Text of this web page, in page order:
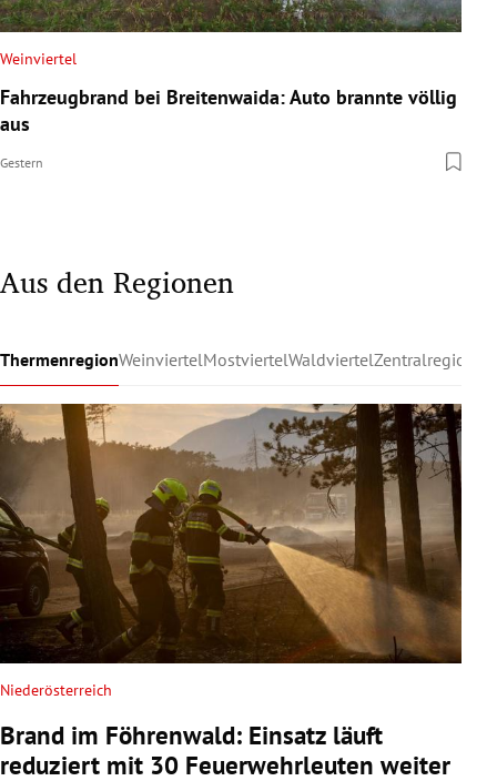
Weinviertel
Fahrzeugbrand bei Breitenwaida: Auto brannte völlig
aus
Gestern
Aus den Regionen
ThermenregionWeinviertelMostviertelWaldviertelZentralregion
Niederösterreich
Brand im Föhrenwald: Einsatz läuft
reduziert mit 30 Feuerwehrleuten weiter